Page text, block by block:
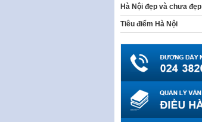
Hà Nội đẹp và chưa đẹp
Tiêu điểm Hà Nội